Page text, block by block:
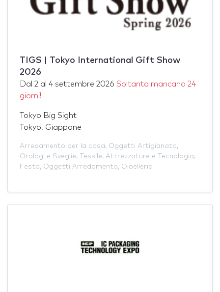
TIGS | Tokyo International Gift Show
2026
Dal 2 al 4 settembre 2026 Soltanto mancano 24
giorni!
Tokyo Big Sight
Tokyo, Giappone
Arredamento per la casa, Oggetti Artigianato,
Orologi e Sveglie, Tessile, Attrezzature e Tecnologia,
Festa, Oggetti Arredamento, Gioelleria